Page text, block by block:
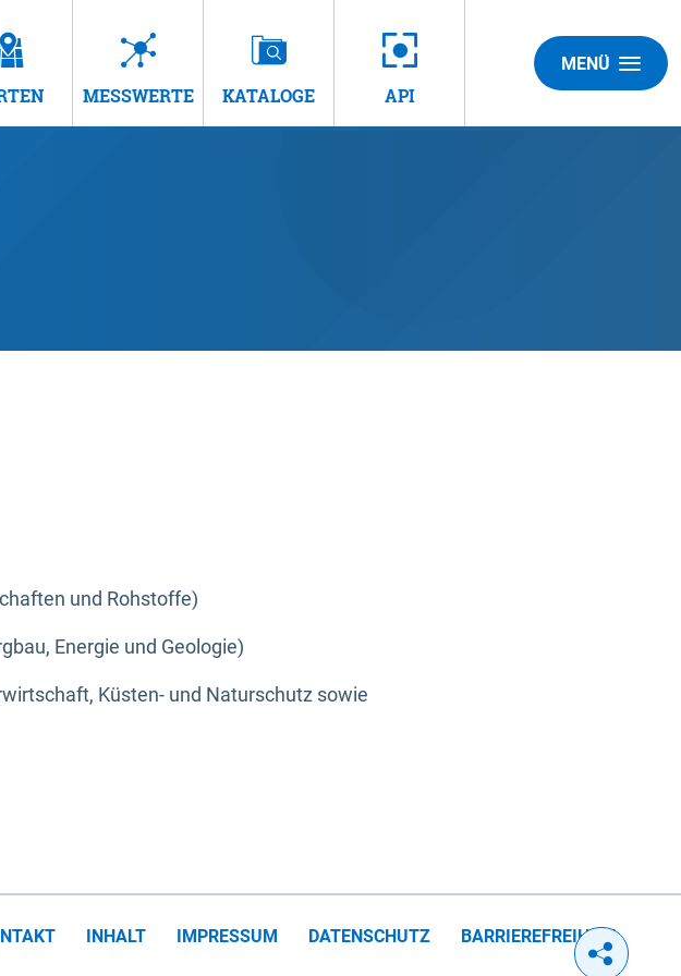
MESSWERTE KATALOGE API
MENÜ
und Rohstoffe)
Energie und Geologie)
Küsten- und Naturschutz sowie
INHALT IMPRESSUM DATENSCHUTZ BARRIEREFREIHEIT